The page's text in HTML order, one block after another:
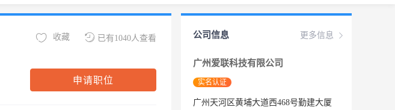
已有1040人查看
收藏
申请职位
更多信息
公司信息
广州爱联科技有限公司
实名认证
广州天河区黄埔大道西468号勤建大厦